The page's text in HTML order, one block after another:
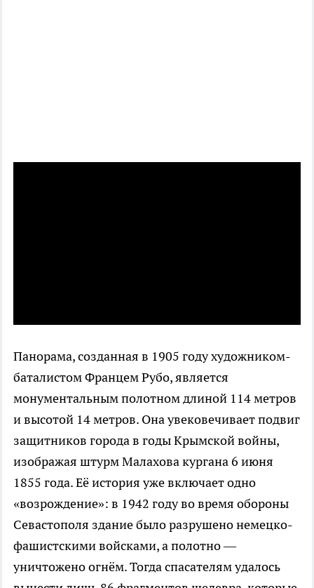
Панорама, созданная в 1905 году художником-
баталистом Францем Рубо, является
монументальным полотном длиной 114 метров
и высотой 14 метров. Она увековечивает подвиг
защитников города в годы Крымской войны,
изображая штурм Малахова кургана 6 июня
1855 года. Её история уже включает одно
«возрождение»: в 1942 году во время обороны
Севастополя здание было разрушено немецко-
фашистскими войсками, а полотно —
уничтожено огнём. Тогда спасателям удалось